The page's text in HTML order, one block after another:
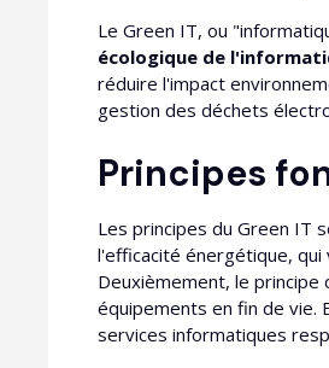
Le Green IT, ou
écologique de
réduire l'impact
gestion des déchets
Principes
Les principes du Green IT
l'efficacité énergétique, qui
Deuxièmement, le
équipements en fin de vie.
services informatiques